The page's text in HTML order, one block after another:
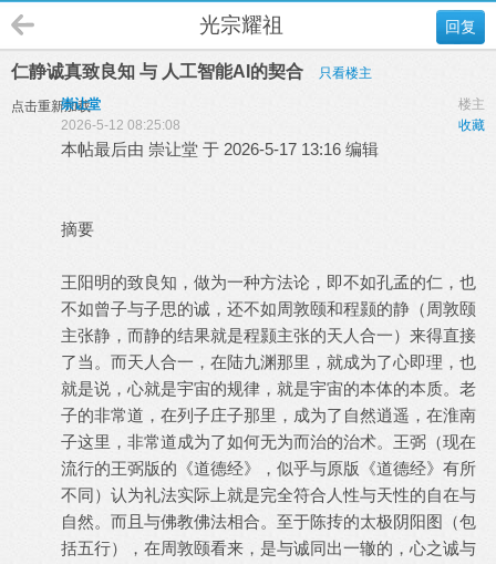
回复
光宗耀祖
仁静诚真致良知 与 人工智能AI的契合 只看楼主
点击重新加载 楼主
崇让堂
收藏
2026-5-12 08:25:08
本帖最后由 崇让堂 于 2026-5-17 13:16 编辑
摘要
王阳明的致良知，做为一种方法论，即不如孔孟的仁，也
不如曾子与子思的诚，还不如周敦颐和程颢的静（周敦颐
主张静，而静的结果就是程颢主张的天人合一）来得直接
了当。而天人合一，在陆九渊那里，就成为了心即理，也
就是说，心就是宇宙的规律，就是宇宙的本体的本质。老
子的非常道，在列子庄子那里，成为了自然逍遥，在淮南
子这里，非常道成为了如何无为而治的治术。王弼（现在
流行的王弼版的《道德经》，似乎与原版《道德经》有所
不同）认为礼法实际上就是完全符合人性与天性的自在与
自然。而且与佛教佛法相合。至于陈抟的太极阴阳图（包
括五行），在周敦颐看来，是与诚同出一辙的，心之诚与